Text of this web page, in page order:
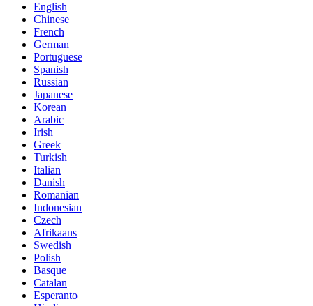
English
Chinese
French
German
Portuguese
Spanish
Russian
Japanese
Korean
Arabic
Irish
Greek
Turkish
Italian
Danish
Romanian
Indonesian
Czech
Afrikaans
Swedish
Polish
Basque
Catalan
Esperanto